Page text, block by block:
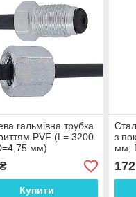
гальмівна трубка
PVF (L= 3200
мм)
з
105/106 -
Купити
з
мм;
172